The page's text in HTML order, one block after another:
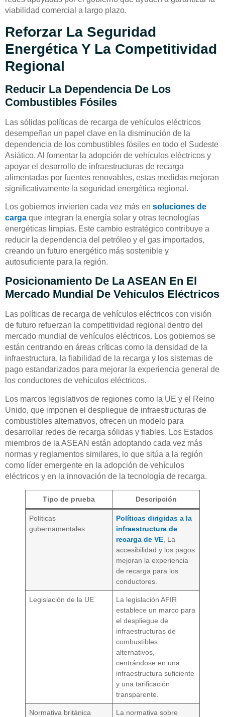
viabilidad comercial a largo plazo.
Reforzar La Seguridad
Energética Y La Competitividad
Regional
Reducir La Dependencia De Los
Combustibles Fósiles
Las sólidas políticas de recarga de vehículos eléctricos
desempeñan un papel clave en la disminución de la
dependencia de los combustibles fósiles en todo el Sudeste
Asiático. Al fomentar la adopción de vehículos eléctricos y
apoyar el desarrollo de infraestructuras de recarga
alimentadas por fuentes renovables, estas medidas mejoran
significativamente la seguridad energética regional.
Los gobiernos invierten cada vez más en soluciones de
carga que integran la energía solar y otras tecnologías
energéticas limpias. Este cambio estratégico contribuye a
reducir la dependencia del petróleo y el gas importados,
creando un futuro energético más sostenible y
autosuficiente para la región.
Posicionamiento De La ASEAN En El
Mercado Mundial De Vehículos Eléctricos
Las políticas de recarga de vehículos eléctricos con visión
de futuro refuerzan la competitividad regional dentro del
mercado mundial de vehículos eléctricos. Los gobiernos se
están centrando en áreas críticas como la densidad de la
infraestructura, la fiabilidad de la recarga y los sistemas de
pago estandarizados para mejorar la experiencia general de
los conductores de vehículos eléctricos.
Los marcos legislativos de regiones como la UE y el Reino
Unido, que imponen el despliegue de infraestructuras de
combustibles alternativos, ofrecen un modelo para
desarrollar redes de recarga sólidas y fiables. Los Estados
miembros de la ASEAN están adoptando cada vez más
normas y reglamentos similares, lo que sitúa a la región
como líder emergente en la adopción de vehículos
eléctricos y en la innovación de la tecnología de recarga.
Tipo de prueba Descripción
Políticas
gubernamentales
Políticas dirigidas a la
infraestructura de
recarga de VE , La
accesibilidad y los pagos
mejoran la experiencia
de recarga para los
conductores.
Legislación de la UE
La legislación AFIR
establece un marco para
el despliegue de
infraestructuras de
combustibles
alternativos,
centrándose en una
infraestructura suficiente
y una tarificación
transparente.
Normativa británica
La normativa sobre